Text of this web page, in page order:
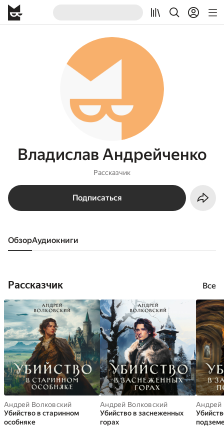
Владислав Андрейченко
Рассказчик
Подписаться
Обзор аудиокниги
Рассказчик Все
Андрей Волковский
Убийство в старинном
особняке
Андрей Волковский
Убийство в заснеженных
горах
Андрей